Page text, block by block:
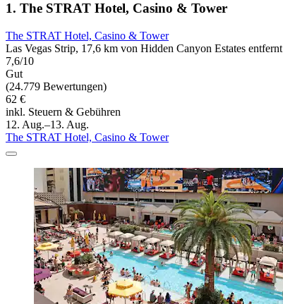
1. The STRAT Hotel, Casino & Tower
The STRAT Hotel, Casino & Tower
Las Vegas Strip, 17,6 km von Hidden Canyon Estates entfernt
7,6/10
Gut
(24.779 Bewertungen)
62 €
inkl. Steuern & Gebühren
12. Aug.–13. Aug.
The STRAT Hotel, Casino & Tower